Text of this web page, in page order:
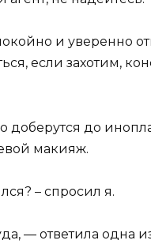
и уверенно
если захотим,
доберутся до
макияж.
– спросил я.
— ответила одна